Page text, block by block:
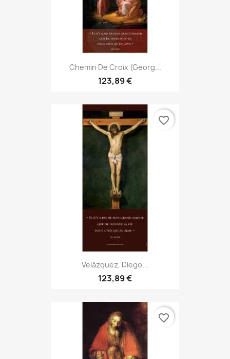
Chemin De Croix (Georg...
123,89 €
Velázquez, Diego...
123,89 €
favorite_border
favorite_border